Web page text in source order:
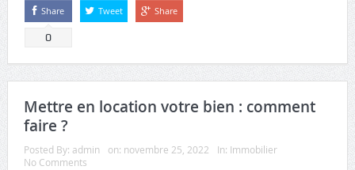
Share
0
Tweet Share
Mettre en location votre bien : comment
faire ?
Posted By: admin on: novembre 25, 2022 In: Immobilier
No Comments